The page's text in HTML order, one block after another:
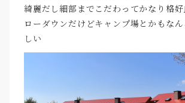
綺麗だし細部までこだわってかなり格
ローダウンだけどキャンプ場とかもな
しい